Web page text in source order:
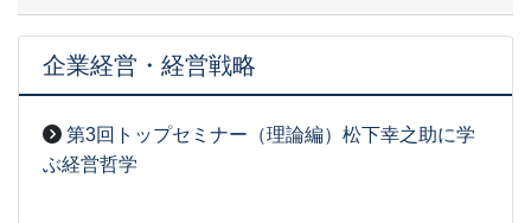
企業経営・経営戦略
第3回トップセミナー（理論編）松下幸之助に学
ぶ経営哲学